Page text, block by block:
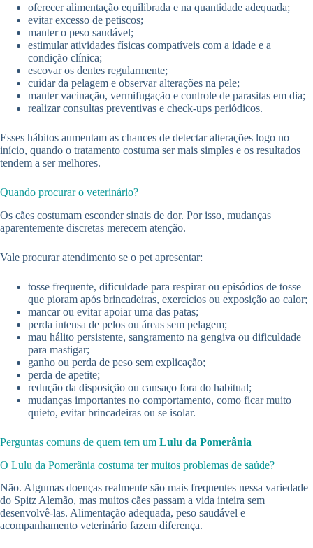
oferecer alimentação equilibrada e na quantidade adequada;
evitar excesso de petiscos;
manter o peso saudável;
estimular atividades físicas compatíveis com a idade e a
condição clínica;
escovar os dentes regularmente;
cuidar da pelagem e observar alterações na pele;
manter vacinação, vermifugação e controle de parasitas em dia;
realizar consultas preventivas e check-ups periódicos.
Esses hábitos aumentam as chances de detectar alterações logo no
início, quando o tratamento costuma ser mais simples e os resultados
tendem a ser melhores.
Quando procurar o veterinário?
Os cães costumam esconder sinais de dor. Por isso, mudanças
aparentemente discretas merecem atenção.
Vale procurar atendimento se o pet apresentar:
tosse frequente, dificuldade para respirar ou episódios de tosse
que pioram após brincadeiras, exercícios ou exposição ao calor;
mancar ou evitar apoiar uma das patas;
perda intensa de pelos ou áreas sem pelagem;
mau hálito persistente, sangramento na gengiva ou dificuldade
para mastigar;
ganho ou perda de peso sem explicação;
perda de apetite;
redução da disposição ou cansaço fora do habitual;
mudanças importantes no comportamento, como ficar muito
quieto, evitar brincadeiras ou se isolar.
Perguntas comuns de quem tem um Lulu da Pomerânia
O Lulu da Pomerânia costuma ter muitos problemas de saúde?
Não. Algumas doenças realmente são mais frequentes nessa variedade
do Spitz Alemão, mas muitos cães passam a vida inteira sem
desenvolvê-las. Alimentação adequada, peso saudável e
acompanhamento veterinário fazem diferença.